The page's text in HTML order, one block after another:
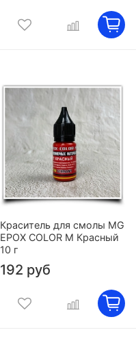
Краситель для смолы MG
EPOX COLOR M Красный
10 г
192 руб